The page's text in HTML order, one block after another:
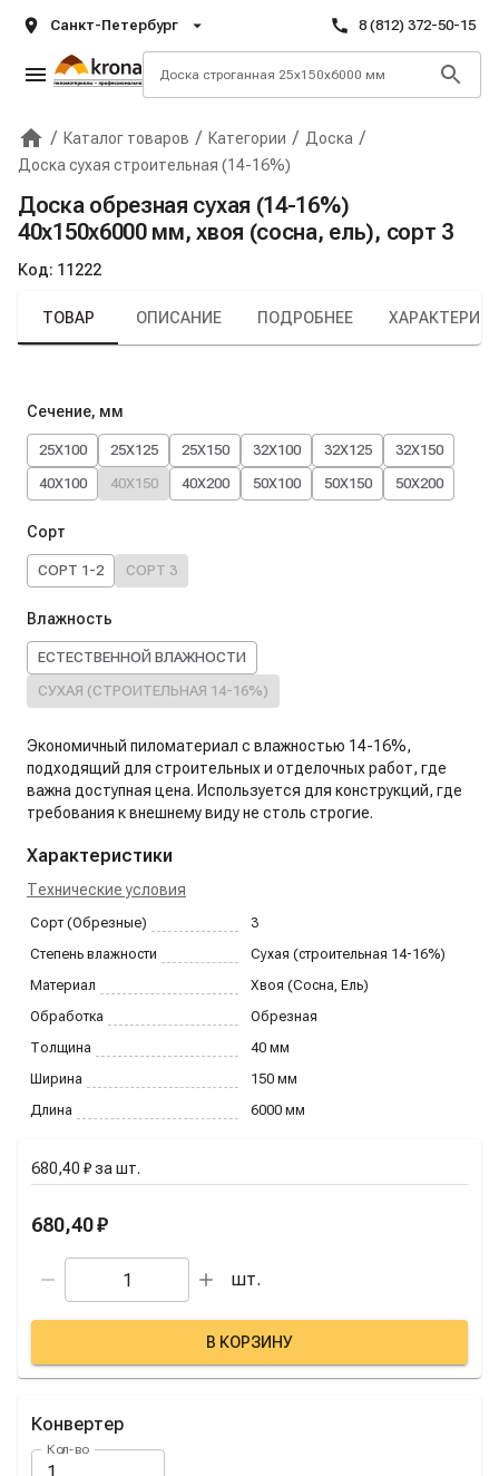
Санкт-Петербург 8 (812) 372-50-15
Главная
/ Каталог товаров / Категории / Доска /
Доска сухая строительная (14-16%)
Доска обрезная сухая (14-16%)
40х150х6000 мм, хвоя (сосна, ель), сорт 3
Код: 11222
Крона
ТОВАР ОПИСАНИЕ ПОДРОБНЕЕ
Сечение, мм
25X100 25X125 25X150 32X100 32X125
32X150
40X100
40X150 40X200 50X100 50X150 50X200
Сорт
СОРТ 1-2 СОРТ 3
Влажность
ЕСТЕСТВЕННОЙ ВЛАЖНОСТИ
СУХАЯ (СТРОИТЕЛЬНАЯ 14-16%)
Экономичный пиломатериал с влажностью 14-16%,
подходящий для строительных и отделочных работ, где
важна доступная цена. Используется для конструкций, где
требования к внешнему виду не столь строгие.
Характеристики
Технические условия
Сорт (Обрезные)
3
Степень влажности
Сухая (строительная 14-16%)
Материал
Хвоя (Сосна, Ель)
Обработка
Обрезная
Толщина
40 мм
Ширина
150 мм
Длина
6000 мм
680,40 ₽за шт.
680,40 ₽
шт.
В КОРЗИНУ
Конвертер
Кол-во